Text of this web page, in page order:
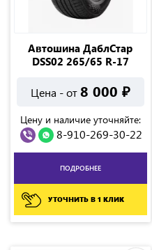
Автошина ДаблСтар
DSS02 265/65 R-17
Цена - от8 000 ₽
Цену и наличие уточняйте:
8-910-269-30-22
ПОДРОБНЕЕ
УТОЧНИТЬ В 1 КЛИК